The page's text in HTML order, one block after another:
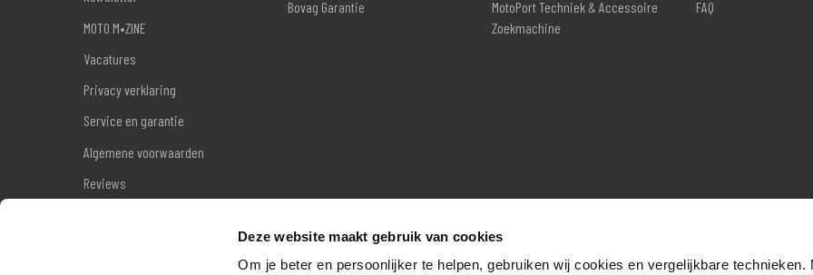
Deze website maakt gebruik van cookies
Om je beter en persoonlijker te helpen, gebruiken wij cookies en vergelijkbare technieken.
MOTO M•ZINE
Vacatures
Privacy verklaring
Service en garantie
Algemene voorwaarden
Reviews
Bovag Garantie
MotoPort Techniek & Accessoire
Zoekmachine
FAQ